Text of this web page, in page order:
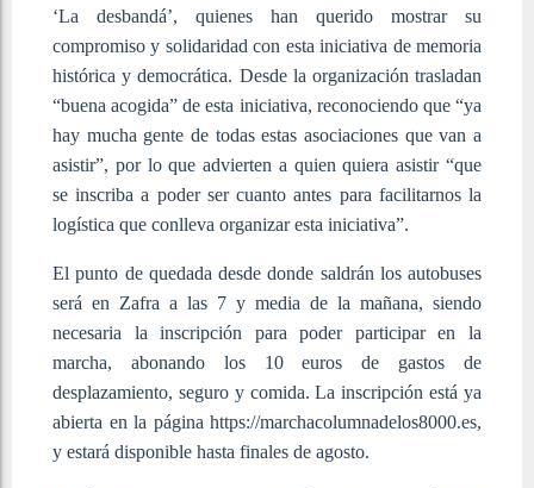
‘La desbandá’, quienes han querido mostrar su
compromiso y solidaridad con esta iniciativa de memoria
histórica y democrática. Desde la organización trasladan
“buena acogida” de esta iniciativa, reconociendo que “ya
hay mucha gente de todas estas asociaciones que van a
asistir”, por lo que advierten a quien quiera asistir “que
se inscriba a poder ser cuanto antes para facilitarnos la
logística que conlleva organizar esta iniciativa”.
El punto de quedada desde donde saldrán los autobuses
será en Zafra a las 7 y media de la mañana, siendo
necesaria la inscripción para poder participar en la
marcha, abonando los 10 euros de gastos de
desplazamiento, seguro y comida. La inscripción está ya
abierta en la página https://marchacolumnadelos8000.es,
y estará disponible hasta finales de agosto.